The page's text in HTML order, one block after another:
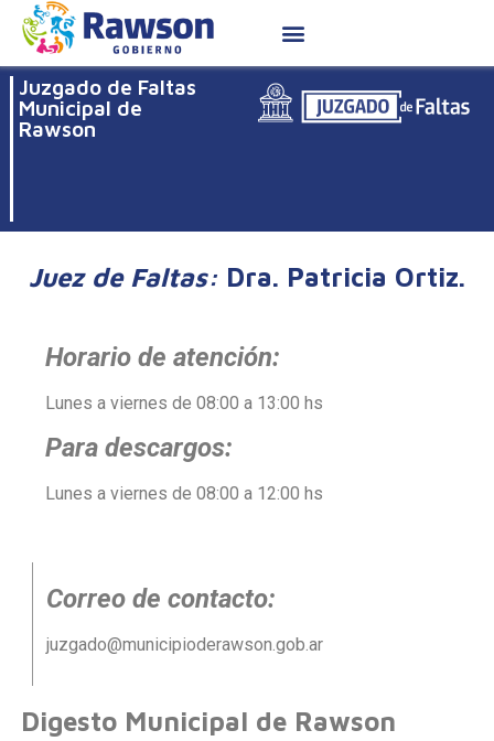
Juzgado de Faltas
Municipal de
Rawson
Juez de Faltas: Dra. Patricia Ortiz.
Horario de atención:
Lunes a viernes de 08:00 a 13:00 hs
Para descargos:
Lunes a viernes de 08:00 a 12:00 hs
Correo de contacto:
juzgado@municipioderawson.gob.ar
Digesto Municipal de Rawson